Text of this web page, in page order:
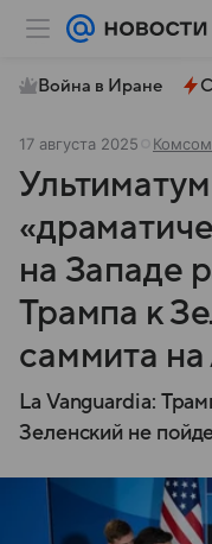
Война в Иране
17 августа 2025
на Западе
Трампа к
саммита
La Vanguardia:
Зеленский не